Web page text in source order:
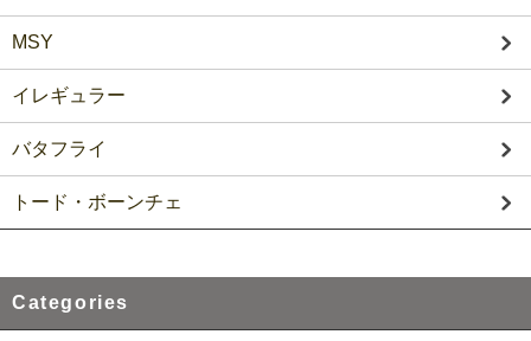
MSY
イレギュラー
バタフライ
トード・ボーンチェ
Categories